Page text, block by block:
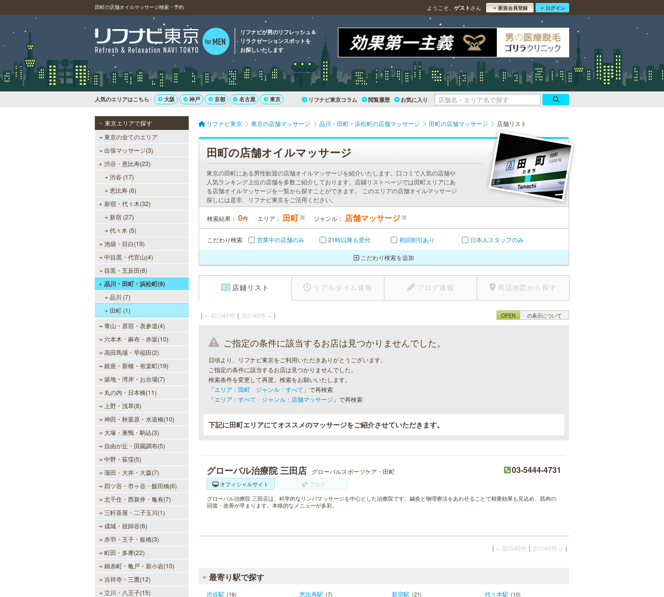
田町の店舗オイルマッサージ検索・予約 ようこそ、 ゲスト さん 新規会員登録 ログイン
リフナビが男のリフレッシュ＆
リラクゼーションスポットを
お探しいたします
人気のエリアはこちら 大阪 神戸 京都 名古屋 東京 リフナビ東京コラム 閲覧履歴 お気に入り
東京エリアで探す
東京の全てのエリア
出張マッサージ(3)
渋谷・恵比寿(23)
渋谷 (17)
恵比寿 (6)
新宿・代々木(32)
新宿 (27)
代々木 (5)
池袋・目白(19)
中目黒・代官山(4)
目黒・五反田(8)
品川・田町・浜松町(9)
品川 (7)
田町 (1)
青山・原宿・表参道(4)
六本木・麻布・赤坂(10)
高田馬場・早稲田(2)
銀座・新橋・有楽町(19)
築地・湾岸・お台場(7)
丸の内・日本橋(11)
上野・浅草(8)
神田・秋葉原・水道橋(10)
大塚・巣鴨・駒込(3)
自由が丘・田園調布(5)
中野・荻窪(5)
蒲田・大井・大森(7)
四ツ谷・市ヶ谷・飯田橋(6)
北千住・西新井・亀有(7)
三軒茶屋・二子玉川(1)
成城・祖師谷(6)
赤羽・王子・板橋(3)
町田・多摩(22)
錦糸町・亀戸・新小岩(10)
吉祥寺・三鷹(12)
立川・八王子(15)
リフナビ東京 東京の店舗マッサージ 品川・田町・浜松町の店舗マッサージ 田町の店舗マッサージ 店舗リスト
田町の店舗オイルマッサージ
東京の田町にある男性歓迎の店舗オイルマッサージを紹介いたします。口コミで人気の店舗や
人気ランキング上位の店舗を多数ご紹介しております。店鋪リストページでは田町エリアにあ
る店舗オイルマッサージを一覧から探すことができます。 このエリアの店舗オイルマッサージ
探しには是非、リフナビ東京をご活用ください。
検索結果： 0件 エリア： 田町 ジャンル： 店舗マッサージ
こだわり検索 営業中の店舗のみ 21時以降も受付 初回割引あり 日本人スタッフのみ
こだわり検索を追加
店鋪リスト リアルタイム速報 ブログ速報 周辺地図から探す
｜ ←前の40件 ｜ 次の40件→ ｜ OPEN の表示について
ご指定の条件に該当するお店は見つかりませんでした。
日頃より、リフナビ東京をご利用いただきありがとうございます。
ご指定の条件に該当するお店は見つかりませんでした。
検索条件を変更して再度、検索をお願いいたします。
「エリア：田町 ジャンル：すべて 」で再検索
「エリア：すべて ジャンル：店舗マッサージ 」で再検索
下記に田町エリアにてオススメのマッサージをご紹介させていただきます。
グローバル治療院 三田店 グローバルスポーツケア・田町 03-5444-4731
オフィシャルサイト
ブログ
グローバル治療院 三田店は、科学的なリンパマッサージを中心とした治療院です。鍼灸と物理療法をあわせることで相乗効果も見込め、筋肉の
回復・改善が早まります。本格的なメニューが多彩。
｜ ←前の40件 ｜ 次の40件→ ｜
最寄り駅で探す
渋谷駅 (16) 恵比寿駅 (7) 新宿駅 (21) 代々木駅 (10)